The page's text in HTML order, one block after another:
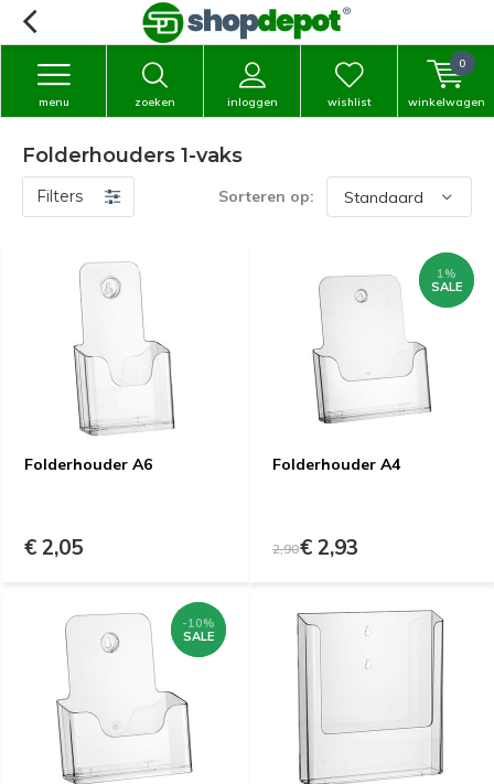
zoeken inloggen
menu wishlist winkelwagen
0
Folderhouders 1-vaks
Filters Sorteren op:
Folderhouder A6
€ 2,05
Folderhouder A4
2,90€ 2,93
1%
SALE
1%
SALE
-10%
SALE
-10%
SALE